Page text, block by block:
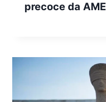
precoce da AME